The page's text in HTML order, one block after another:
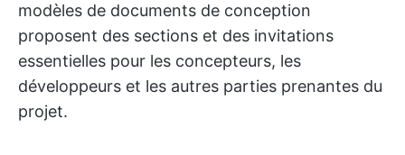
modèles de documents de conception
proposent des sections et des invitations
essentielles pour les concepteurs, les
développeurs et les autres parties prenantes du
projet.